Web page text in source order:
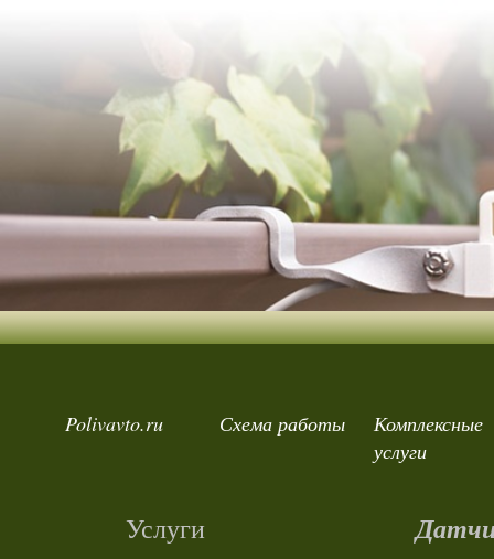
Polivavto.ru Схема работы
Комплексные
услуги
Услуги